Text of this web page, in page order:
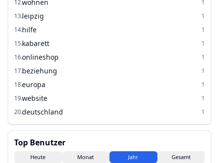
12.wohnen
1
13.leipzig
1
14.hilfe
1
15.kabarett
1
16.onlineshop
1
17.beziehung
1
18.europa
1
19.website
1
20.deutschland 1
Top Benutzer
Heute Monat Jahr Gesamt